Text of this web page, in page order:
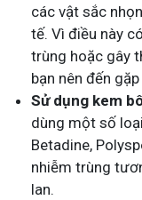
các vật sắc
tế. Vì điều này
trùng hoặc gây
bạn nên đến
Sử dụng kem
dùng một số
Betadine,
nhiễm trùng
lan.